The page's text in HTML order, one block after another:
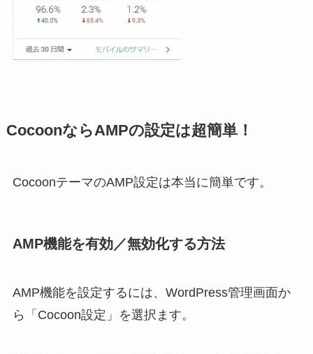
CocoonならAMPの設定は超簡単！
CocoonテーマのAMP設定は本当に簡単です。
AMP機能を有効／無効化する方法
AMP機能を設定するには、WordPress管理画面か
ら「Cocoon設定」を選択ます。